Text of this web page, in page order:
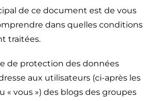
de ce document est de vous
dans quelles conditions
traitées.
de protection des données
aux utilisateurs (ci-après les
« vous ») des blogs des groupes